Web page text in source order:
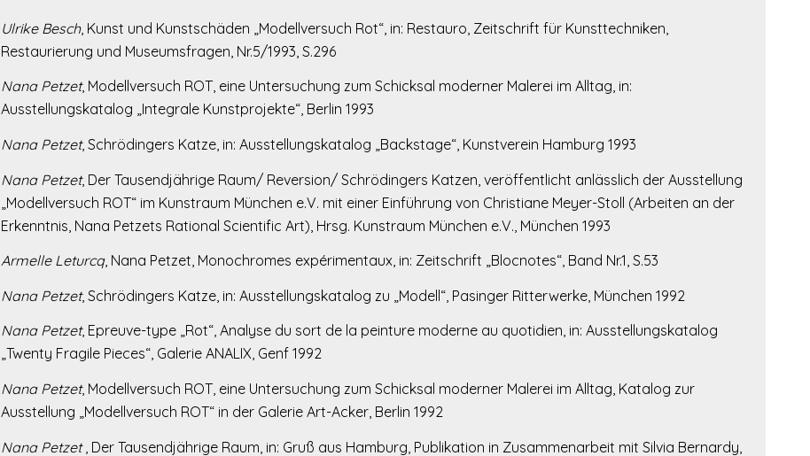
Ulrike Besch, Kunst und Kunstschäden „Modellversuch Rot“, in: Restauro, Zeitschrift für Kunsttechniken,
Restaurierung und Museumsfragen, Nr.5/1993, S.296
Nana Petzet, Modellversuch ROT, eine Untersuchung zum Schicksal moderner Malerei im Alltag, in:
Ausstellungskatalog „Integrale Kunstprojekte“, Berlin 1993
Nana Petzet, Schrödingers Katze, in: Ausstellungskatalog „Backstage“, Kunstverein Hamburg 1993
Nana Petzet, Der Tausendjährige Raum/ Reversion/ Schrödingers Katzen, veröffentlicht anlässlich der Ausstellung
„Modellversuch ROT“ im Kunstraum München e.V. mit einer Einführung von Christiane Meyer-Stoll (Arbeiten an der
Erkenntnis, Nana Petzets Rational Scientific Art), Hrsg. Kunstraum München e.V., München 1993
Armelle Leturcq, Nana Petzet, Monochromes expérimentaux, in: Zeitschrift „Blocnotes“, Band Nr.1, S.53
Nana Petzet, Schrödingers Katze, in: Ausstellungskatalog zu „Modell“, Pasinger Ritterwerke, München 1992
Nana Petzet, Epreuve-type „Rot“, Analyse du sort de la peinture moderne au quotidien, in: Ausstellungskatalog
„Twenty Fragile Pieces“, Galerie ANALIX, Genf 1992
Nana Petzet, Modellversuch ROT, eine Untersuchung zum Schicksal moderner Malerei im Alltag, Katalog zur
Ausstellung „Modellversuch ROT“ in der Galerie Art-Acker, Berlin 1992
Nana Petzet, Der Tausendjährige Raum, in: Gruß aus Hamburg, Publikation in Zusammenarbeit mit Silvia Bernardy,